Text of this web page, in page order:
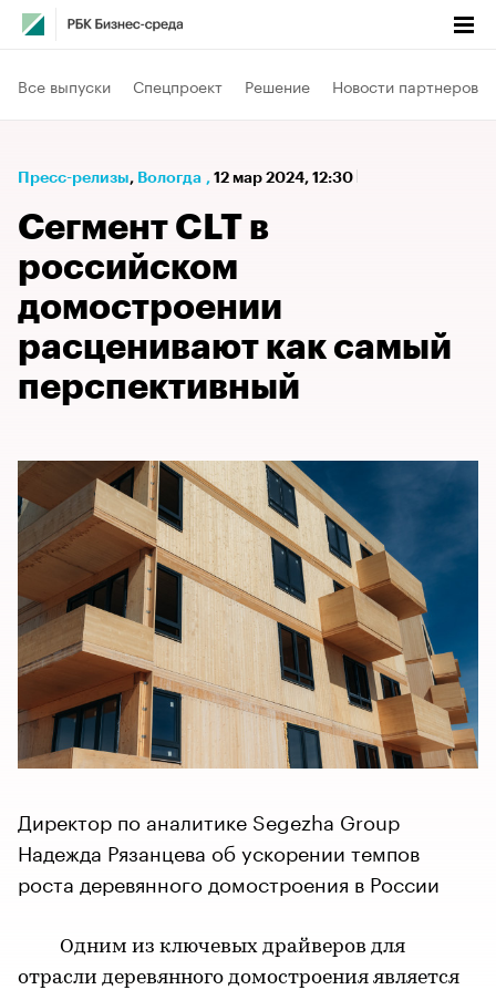
Все выпуски Спецпроект Решение Новости партнеров
Пресс-релизы⁠, Вологда , 12 мар 2024, 12:30
Сегмент CLT в
российском
домостроении
расценивают как самый
перспективный
Директор по аналитике Segezha Group
Надежда Рязанцева об ускорении темпов
роста деревянного домостроения в России
Одним из ключевых драйверов для
отрасли деревянного домостроения является